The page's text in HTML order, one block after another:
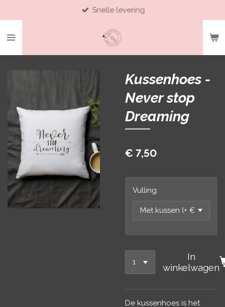
naar
Snelle levering
Kussenhoes -
Never stop
Dreaming
€ 7,50
Vulling
In
winkelwagen
De kussenhoes is het